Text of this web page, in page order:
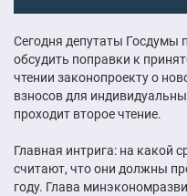
Сегодня депутаты Госдумы
обсудить поправки к
чтении законопроекту о
взносов для
проходит второе чтение.
Главная интрига: на какой
считают, что они должны
году. Глава